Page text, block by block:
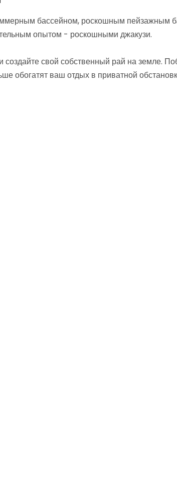
бассейном, роскошным пейзажным
опытом - роскошными джакузи.
создайте свой собственный рай на земле.
обогатят ваш отдых в приватной